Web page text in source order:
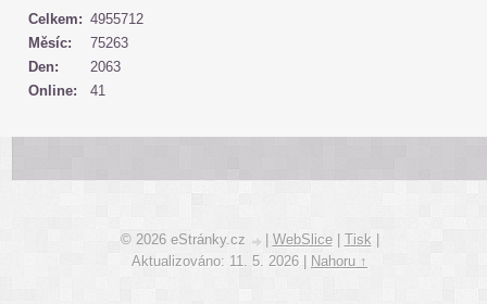
Online: 41
Celkem: 4955712
Měsíc:
75263
Den:
2063
© 2026 eStránky.cz WebSlice Tisk
Aktualizováno: 11. 5. 2026
Nahoru ↑